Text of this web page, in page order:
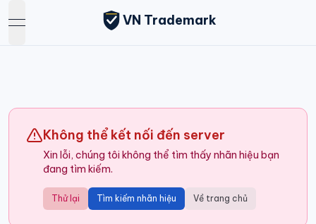
open navigation menu
VN Trademark
Không thể kết nối đến server
Xin lỗi, chúng tôi không thể tìm thấy nhãn hiệu bạn
đang tìm kiếm.
Thử lại Tìm kiếm nhãn hiệu Về trang chủ